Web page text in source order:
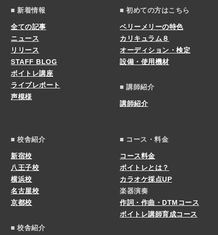
■ 新着情報
全ての記事
ニュース
リリース
STAFF BLOG
ボイトレ講座
ライブレポート
声模様
■ 初めての方はこちら
ベリーメリーの特色
カリキュラム８
オーディション・検定
設備・使用機材
■ 講師紹介
講師紹介
■ 校舎紹介
新宿校
八王子校
横浜校
名古屋校
京都校
■ 校舎紹介
■ コース・料金
コース料金
ボイトレとは？
カラオケ採点UP
楽器演奏
作詞・作曲・DTMコース
ボイトレ講師育成コース